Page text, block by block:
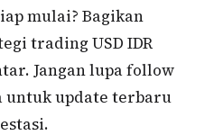
mulai? Bagikan
trading USD IDR
Jangan lupa follow
untuk update terbaru